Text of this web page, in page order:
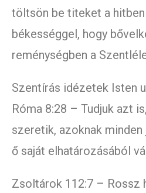
töltsön be titeket a
békességgel, hogy
reménységben a
Szentírás idézetek Isten
Róma 8:28 – Tudjuk azt
szeretik, azoknak minden
ő saját elhatározásából
Zsoltárok 112:7 – Rossz